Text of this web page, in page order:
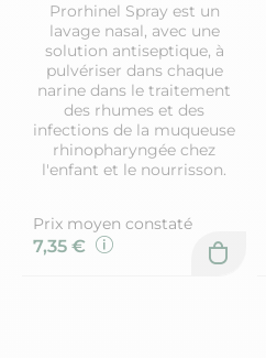
Prorhinel Spray est un
lavage nasal, avec une
solution antiseptique, à
pulvériser dans chaque
narine dans le traitement
des rhumes et des
infections de la muqueuse
rhinopharyngée chez
l'enfant et le nourrisson.
Prix moyen constaté
7,35 €